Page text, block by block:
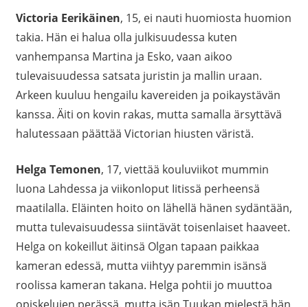
Victoria Eerikäinen, 15, ei nauti huomiosta huomion
takia. Hän ei halua olla julkisuudessa kuten
vanhempansa Martina ja Esko, vaan aikoo
tulevaisuudessa satsata juristin ja mallin uraan.
Arkeen kuuluu hengailu kavereiden ja poikaystävän
kanssa. Äiti on kovin rakas, mutta samalla ärsyttävä
halutessaan päättää Victorian hiusten väristä.
Helga Temonen, 17, viettää kouluviikot mummin
luona Lahdessa ja viikonloput Iitissä perheensä
maatilalla. Eläinten hoito on lähellä hänen sydäntään,
mutta tulevaisuudessa siintävät toisenlaiset haaveet.
Helga on kokeillut äitinsä Olgan tapaan paikkaa
kameran edessä, mutta viihtyy paremmin isänsä
roolissa kameran takana. Helga pohtii jo muuttoa